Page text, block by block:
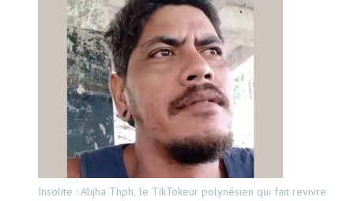
Insolite : Alijha Thph, le TikTokeur polynésien qui fait revivre